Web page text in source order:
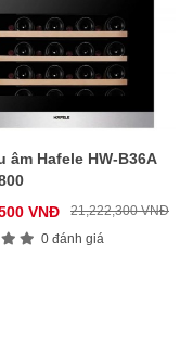
âm Hafele HW-B36A
VNĐ
21,222,300 VNĐ
0 đánh giá